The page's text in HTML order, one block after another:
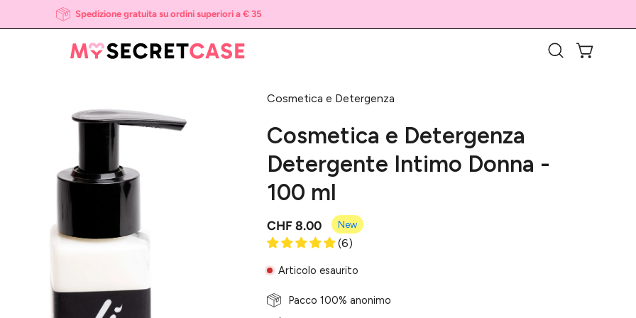
Spedizione gratuita su ordini superiori a € 35
Apri
APRI
Cosmetica e Detergenza
Cosmetica e Detergenza
Detergente Intimo Donna -
100 ml
CHF 8.00 New
(6)
Articolo esaurito
Pacco 100% anonimo